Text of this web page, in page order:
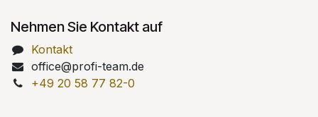
Nehmen Sie Kontakt auf
Kontakt
office@profi-team.de
+49 20 58 77 82-0